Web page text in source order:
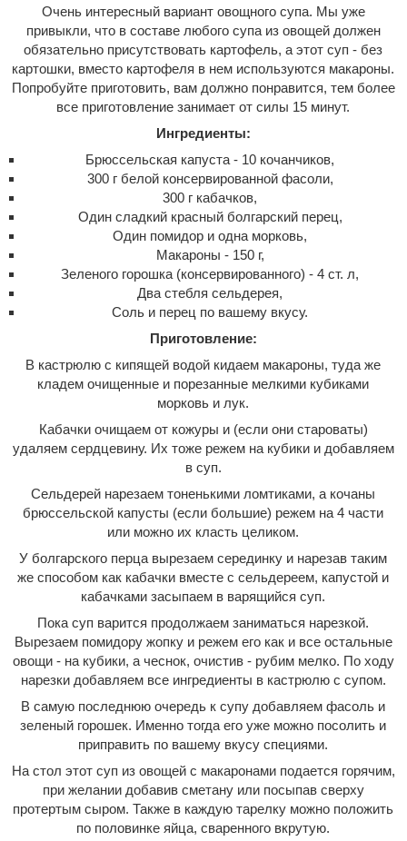
Очень интересный вариант овощного супа. Мы уже
привыкли, что в составе любого супа из овощей должен
обязательно присутствовать картофель, а этот суп - без
картошки, вместо картофеля в нем используются макароны.
Попробуйте приготовить, вам должно понравится, тем более
все приготовление занимает от силы 15 минут.
Ингредиенты:
Брюссельская капуста - 10 кочанчиков,
300 г белой консервированной фасоли,
300 г кабачков,
Один сладкий красный болгарский перец,
Один помидор и одна морковь,
Макароны - 150 г,
Зеленого горошка (консервированного) - 4 ст. л,
Два стебля сельдерея,
Соль и перец по вашему вкусу.
Приготовление:
В кастрюлю с кипящей водой кидаем макароны, туда же
кладем очищенные и порезанные мелкими кубиками
морковь и лук.
Кабачки очищаем от кожуры и (если они староваты)
удаляем сердцевину. Их тоже режем на кубики и добавляем
в суп.
Сельдерей нарезаем тоненькими ломтиками, а кочаны
брюссельской капусты (если большие) режем на 4 части
или можно их класть целиком.
У болгарского перца вырезаем серединку и нарезав таким
же способом как кабачки вместе с сельдереем, капустой и
кабачками засыпаем в варящийся суп.
Пока суп варится продолжаем заниматься нарезкой.
Вырезаем помидору жопку и режем его как и все остальные
овощи - на кубики, а чеснок, очистив - рубим мелко. По ходу
нарезки добавляем все ингредиенты в кастрюлю с супом.
В самую последнюю очередь к супу добавляем фасоль и
зеленый горошек. Именно тогда его уже можно посолить и
приправить по вашему вкусу специями.
На стол этот суп из овощей с макаронами подается горячим,
при желании добавив сметану или посыпав сверху
протертым сыром. Также в каждую тарелку можно положить
по половинке яйца, сваренного вкрутую.